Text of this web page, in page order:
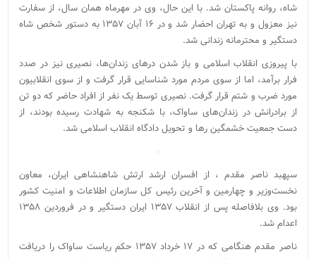
شاه، روانه پاکستان شد. با این حال، وی در مهرماه همان سال، از سفارت
نیز معزول و به تهران احضار شد و در ۱۶ آبان ۱۳۵۷ به دستور شخص شاه
دستگیر و محترمانه زندانی شد.
با پیروزی انقلاب اسلامی و باز شدن درهای زندان‌ها، نصیری نیز در صدد
فرار برآمد، اما از سوی مردم مورد شناسایی قرار گرفت و از سوی انقلابیون
مورد ضرب و شتم قرار گرفت. نصیری توسط یک نفر از افراد حاضر که دو تن
از برادرانش در زندان‌های ساواک، با شکنجه به شهادت رسیده بودند، از
دست جمعیت خشمگین رها و تحویل دادگاه انقلاب اسلامی شد.
سپهبد ناصر مقدم ، از افسران ارشد ارتش شاهنشاهی ایران، معاون
نخست‌وزیر و چهارمین و آخرین رئیس کل سازمان اطلاعات و امنیت کشور
بود. وی بلافاصله پس از انقلاب ۱۳۵۷ ایران دستگیر و در فروردین ۱۳۵۸
اعدام شد.
ناصر مقدم هنگامی که در ۱۷ خرداد ۱۳۵۷ حکم ریاست ساواک را دریافت